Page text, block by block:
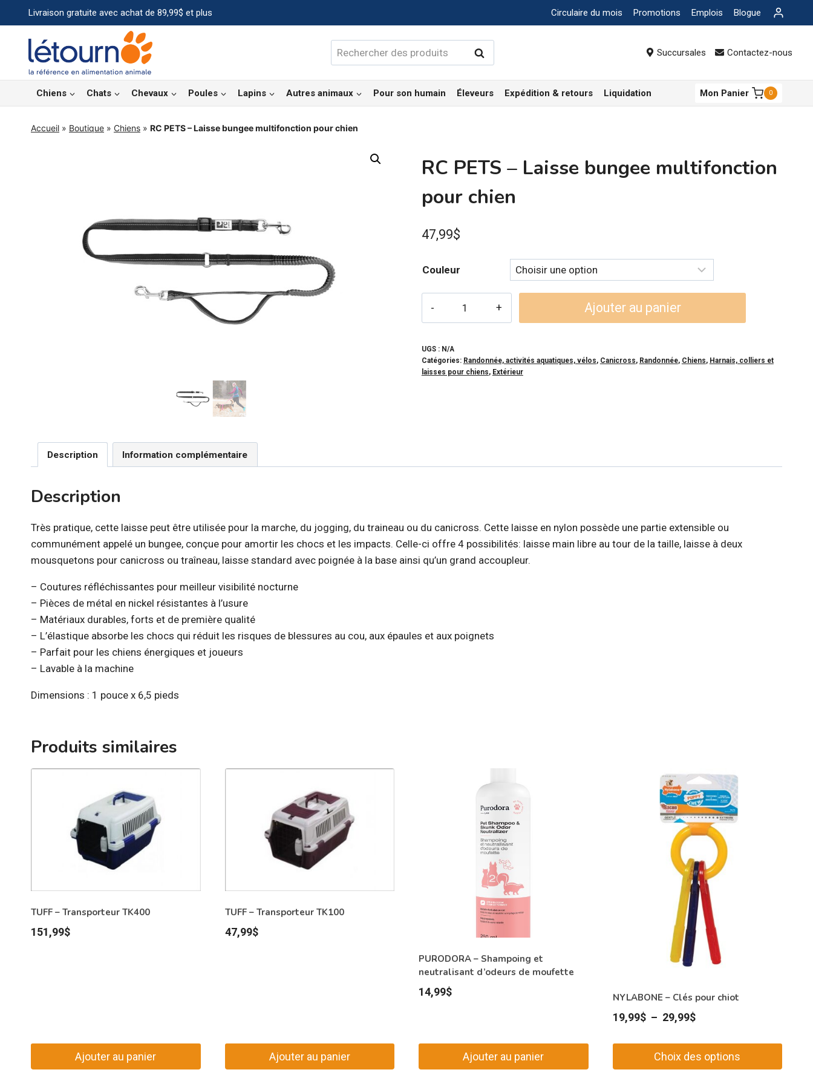
au
contenu
Livraison gratuite avec achat de 89,99$ et plus Circulaire du mois Promotions Emplois Blogue
Rechercher : Rechercher Succursales Contactez-nous
Chiens Chats Chevaux Poules Lapins Autres animaux Pour son humain Éleveurs Expédition & retours Liquidation Mon Panier 0
Accueil » Boutique » Chiens » RC PETS – Laisse bungee multifonction pour chien
RC PETS – Laisse bungee multifonction
pour chien
47,99$
Couleur
PETS
-
Ajouter au panier
UGS : N/A
Catégories: Randonnée, activités aquatiques, vélos, Canicross, Randonnée, Chiens, Harnais, colliers et
laisses pour chiens, Extérieur
Description Information complémentaire
Description
Très pratique, cette laisse peut être utilisée pour la marche, du jogging, du traineau ou du canicross. Cette laisse en nylon possède une partie extensible ou
communément appelé un bungee, conçue pour amortir les chocs et les impacts. Celle-ci offre 4 possibilités: laisse main libre au tour de la taille, laisse à deux
mousquetons pour canicross ou traîneau, laisse standard avec poignée à la base ainsi qu’un grand accoupleur.
– Coutures réfléchissantes pour meilleur visibilité nocturne
– Pièces de métal en nickel résistantes à l’usure
– Matériaux durables, forts et de première qualité
– L’élastique absorbe les chocs qui réduit les risques de blessures au cou, aux épaules et aux poignets
– Parfait pour les chiens énergiques et joueurs
– Lavable à la machine
Dimensions : 1 pouce x 6,5 pieds
Produits similaires
TUFF – Transporteur TK400
151,99$
Ajouter au panier
TUFF – Transporteur TK100
47,99$
Ajouter au panier
PURODORA – Shampoing et
neutralisant d’odeurs de moufette
14,99$
Ajouter au panier
NYLABONE – Clés pour chiot
19,99$ – 29,99$Plage
prix :
19,99$
Choix des options